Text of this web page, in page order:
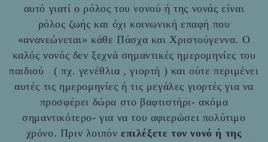
αυτό γιατί ο ρόλος του νονού ή της νονάς είναι
ρόλος ζωής και όχι κοινωνική επαφή που
«ανανεώνεται» κάθε Πάσχα και Χριστούγεννα. Ο
καλός νονός δεν ξεχνά σημαντικές ημερομηνίες του
παιδιού ( πχ. γενέθλια , γιορτή ) και ούτε περιμένει
αυτές τις ημερομηνίες ή τις μεγάλες γιορτές για να
προσφέρει δώρα στο βαφτιστήρι- ακόμα
σημαντικότερο- για να του αφιερώσει πολύτιμο
χρόνο. Πριν λοιπόν επιλέξετε τον νονό ή της